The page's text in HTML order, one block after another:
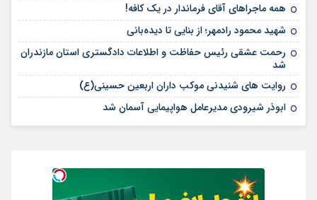
همه ماجراهای آقای فرماندار در یک کافه!
شهید محمود رادمهر؛ از بنایی تا دیده‌بانی
رحمت عشقی رئیس حفاظت و اطلاعات دادگستری استان مازندران
شد
روایت های شنیدنی موکب داران اربعین حسینی(ع)
ابوذر شیرودی مدیرعامل هواپیمایی آسمان شد